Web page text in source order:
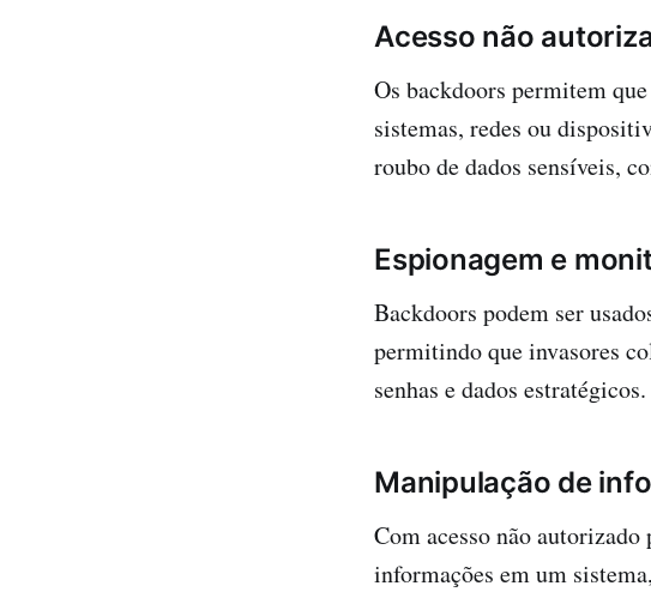
Acesso não
Os backdoors permitem
sistemas, redes ou
roubo de dados sensíveis,
Espionagem e
Backdoors podem ser
permitindo que invasores
senhas e dados estratégicos.
Manipulação de
Com acesso não
informações em um